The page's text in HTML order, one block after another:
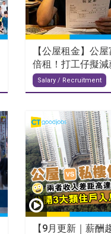
【公屋租金】公
倍租！打工仔擬
Salary / Recruitment
【9月更新｜薪